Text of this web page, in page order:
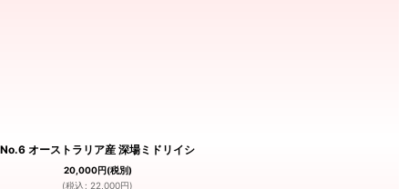
No.6 オーストラリア産 深場ミドリイシ
20,000円(税別)
(税込 : 22,000円)